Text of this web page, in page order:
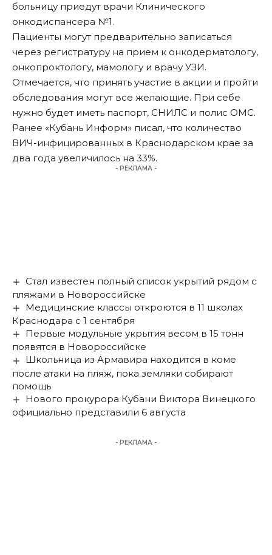
больницу приедут врачи Клинического
онкодиспансера №1.
Пациенты могут предварительно записаться
через регистратуру на прием к онкодерматологу,
онкопроктологу, мамологу и врачу УЗИ.
Отмечается, что принять участие в акции и пройти
обследования могут все желающие. При себе
нужно будет иметь паспорт, СНИЛС и полис ОМС.
Ранее «Кубань Информ» писал, что количество
ВИЧ-инфицированных в Краснодарском крае за
два года увеличилось на 33%.
- РЕКЛАМА -
Стал известен полный список укрытий рядом с
пляжами в Новороссийске
Медицинские классы откроются в 11 школах
Краснодара с 1 сентября
Первые модульные укрытия весом в 15 тонн
появятся в Новороссийске
Школьница из Армавира находится в коме
после атаки на пляж, пока земляки собирают
помощь
Нового прокурора Кубани Виктора Винецкого
официально представили 6 августа
- РЕКЛАМА -